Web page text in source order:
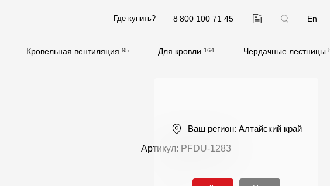
8 800 100 71 45 En
Где купить?
Кровельная вентиляция 95 Для кровли 164 Чердачные лестницы
Артикул: PFDU-1283
Ваш регион: Алтайский край